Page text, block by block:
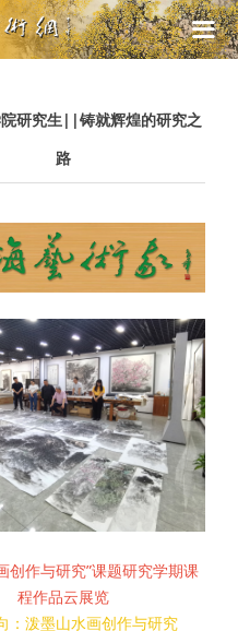
끀
研究生||铸就辉煌的研究之
路
创作与研究”课题研究学期课
程作品云展览
：泼墨山水画创作与研究